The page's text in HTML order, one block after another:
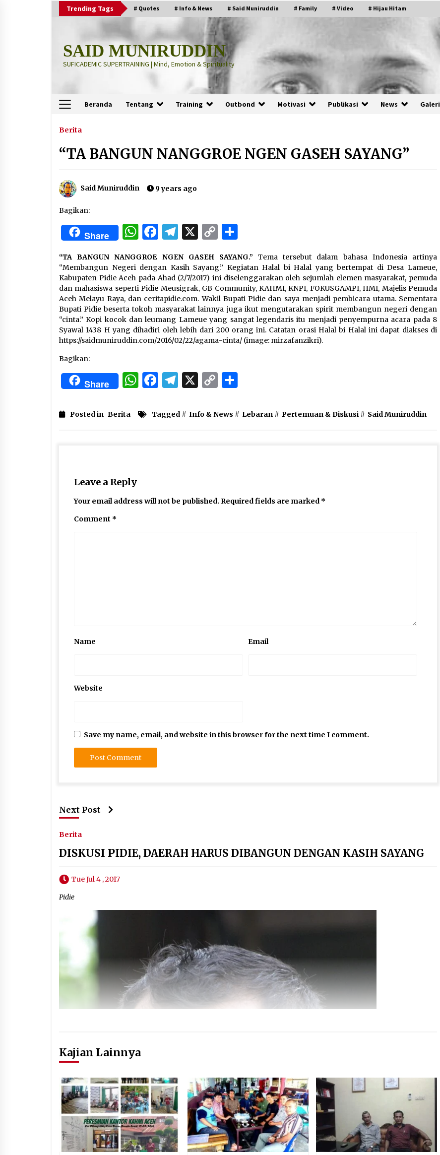
Trending Tags # Quotes # Info & News # Said Muniruddin # Family # Video # Hijau Hitam
SAID MUNIRUDDIN
SUFICADEMIC SUPERTRAINING | Mind, Emotion & Spirituality
Beranda Tentang Training Outbond Motivasi Publikasi News Galeri
Terbaru
“Thuma’ninah”: Cara Agama
PRABOWO!
3 months ago
Menjadi Manusia Visioner dan
Beretika
3 months ago
3 months ago
Said Muniruddin Beri Pelatihan dan
Motivasi untuk 179 Guru Diniyah
Disdikbud Kota Banda Aceh
4 months ago
SELVi: Sebuah Model Motivasi
dalam Kepemimpinan Bisnis
4 months ago
Berita
“TA BANGUN NANGGROE NGEN GASEH SAYANG”
Said Muniruddin 9 years ago
Bagikan:
Share WhatsApp
Facebook
Telegram
X Copy
“TA BANGUN NANGGROE NGEN GASEH SAYANG.” Tema tersebut dalam bahasa Indonesia artinya
“Membangun Negeri dengan Kasih Sayang.” Kegiatan Halal bi Halal yang bertempat di Desa Lameue,
Kabupaten Pidie Aceh pada Ahad (2/7/2017) ini diselenggarakan oleh sejumlah elemen masyarakat, pemuda
dan mahasiswa seperti Pidie Meusigrak, GB Community, KAHMI, KNPI, FOKUSGAMPI, HMI, Majelis Pemuda
Aceh Melayu Raya, dan ceritapidie.com. Wakil Bupati Pidie dan saya menjadi pembicara utama. Sementara
Bupati Pidie beserta tokoh masyarakat lainnya juga ikut mengutarakan spirit membangun negeri dengan
“cinta.” Kopi kocok dan leumang Lameue yang sangat legendaris itu menjadi penyempurna acara pada 8
Syawal 1438 H yang dihadiri oleh lebih dari 200 orang ini. Catatan orasi Halal bi Halal ini dapat diakses di
https://saidmuniruddin.com/2016/02/22/agama-cinta/ (image: mirzafanzikri).
Bagikan:
Share WhatsApp
Facebook
Telegram
X Copy
Posted in Berita Tagged # Info & News # Lebaran # Pertemuan & Diskusi # Said Muniruddin
Leave a Reply
Your email address will not be published. Required fields are marked *
Comment *
Name Email
Website
Save my name, email, and website in this browser for the next time I comment.
Next Post
Berita
DISKUSI PIDIE, DAERAH HARUS DIBANGUN DENGAN KASIH SAYANG
Tue Jul 4 , 2017
Pidie
Kajian Lainnya